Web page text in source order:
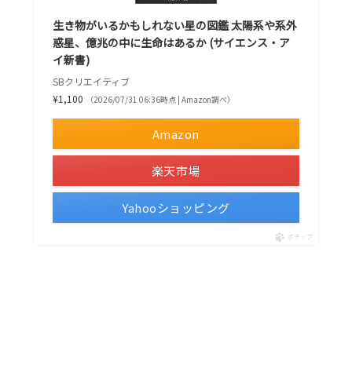
生き物がいるかもしれない星の図鑑 太陽系や系外
惑星、億兆の中に生命はあるか (サイエンス・ア
イ新書)
SBクリエイティブ
¥1,100
（2026/07/31 06:36時点 | Amazon調べ）
Amazon
楽天市場
Yahooショッピング
ポチップ